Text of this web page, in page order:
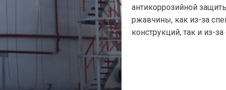
антикоррозийной
ржавчины, как из-за
конструкций, так и из-